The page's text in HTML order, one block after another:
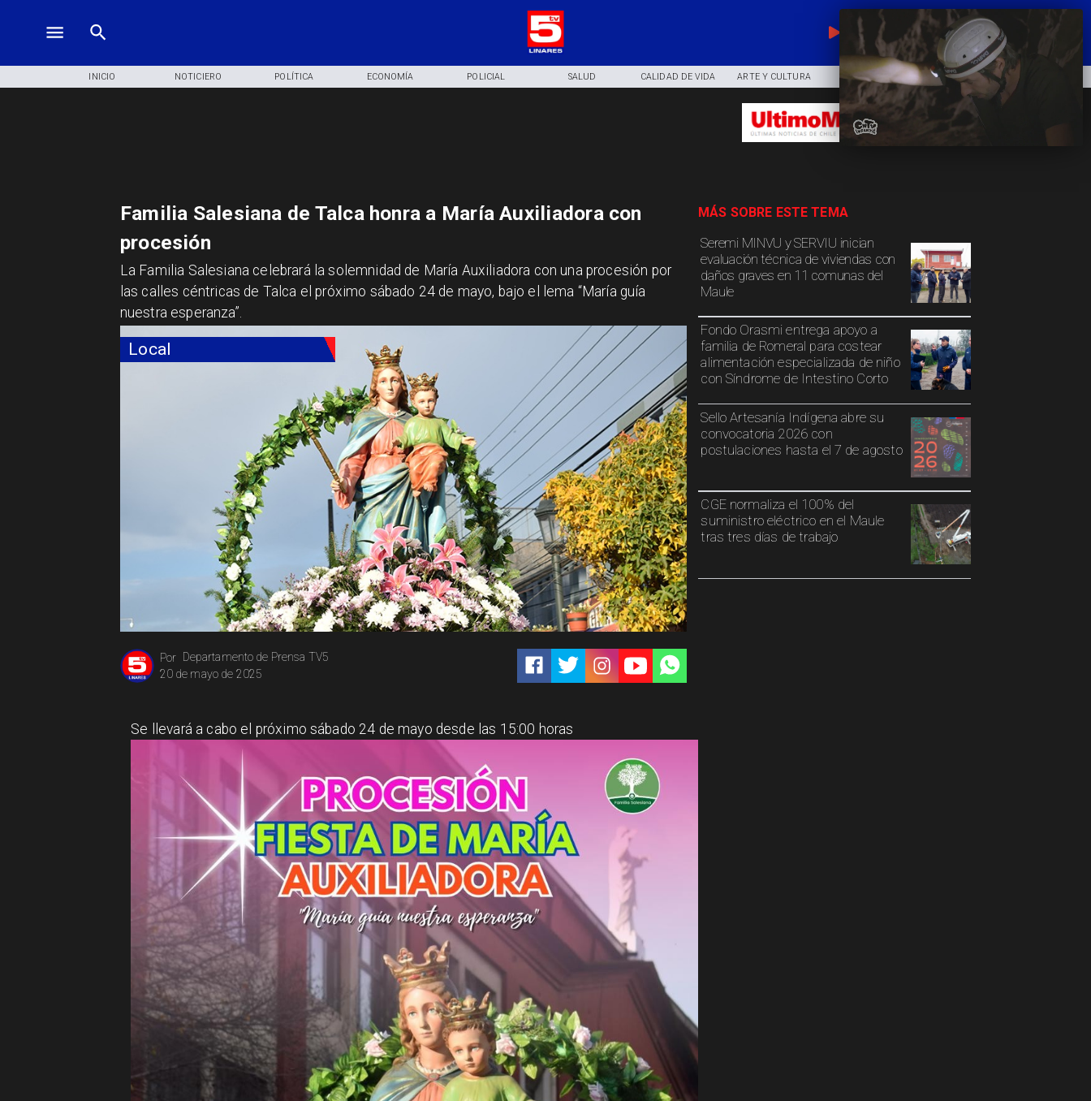
EN VIVO
INICIO NOTICIERO POLÍTICA ECONOMÍA POLICIAL SALUD CALIDAD DE VIDA ARTE Y CULTURA COMUNIDAD DEPORTES
Local
Departamento de Prensa TV5
Por
20 de mayo de 2025
Seremi MINVU y SERVIU inician
evaluación técnica de viviendas con
daños graves en 11 comunas del
Maule
Fondo Orasmi entrega apoyo a
familia de Romeral para costear
alimentación especializada de niño
con Síndrome de Intestino Corto
Sello Artesanía Indígena abre su
convocatoria 2026 con
postulaciones hasta el 7 de agosto
CGE normaliza el 100% del
suministro eléctrico en el Maule
tras tres días de trabajo
MÁS SOBRE ESTE TEMA
Familia Salesiana de Talca honra a María Auxiliadora con
procesión
La Familia Salesiana celebrará la solemnidad de María Auxiliadora con una procesión por
las calles céntricas de Talca el próximo sábado 24 de mayo, bajo el lema “María guía
nuestra esperanza”.
Se llevará a cabo el próximo sábado 24 de mayo desde las 15:00 horas